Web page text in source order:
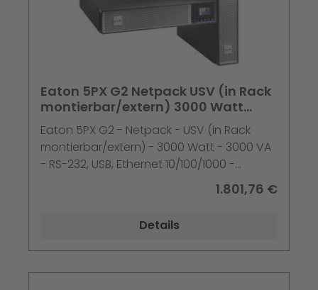
Eaton 5PX G2 Netpack USV (in Rack
montierbar/extern) 3000 Watt
3000 VA - RS-232 USB Ethernet
10/100/1000
Eaton 5PX G2 - Netpack - USV (in Rack
montierbar/extern) - 3000 Watt - 3000 VA
- RS-232, USB, Ethernet 10/100/1000 -
1.801,76 €
Details